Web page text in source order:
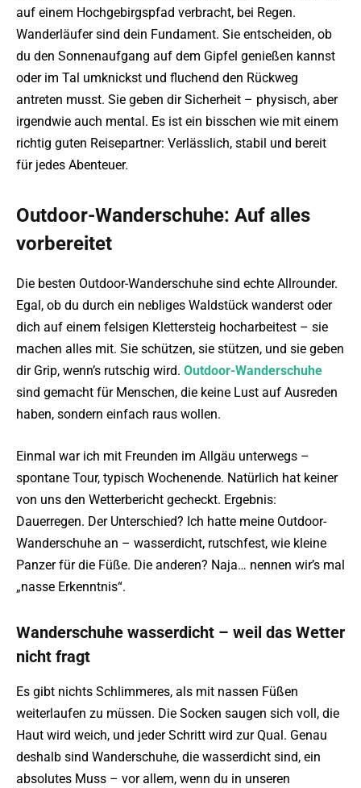
auf einem Hochgebirgspfad verbracht, bei Regen.
Wanderläufer sind dein Fundament. Sie entscheiden, ob
du den Sonnenaufgang auf dem Gipfel genießen kannst
oder im Tal umknickst und fluchend den Rückweg
antreten musst. Sie geben dir Sicherheit – physisch, aber
irgendwie auch mental. Es ist ein bisschen wie mit einem
richtig guten Reisepartner: Verlässlich, stabil und bereit
für jedes Abenteuer.
Outdoor-Wanderschuhe: Auf alles
vorbereitet
Die besten Outdoor-Wanderschuhe sind echte Allrounder.
Egal, ob du durch ein nebliges Waldstück wanderst oder
dich auf einem felsigen Klettersteig hocharbeitest – sie
machen alles mit. Sie schützen, sie stützen, und sie geben
dir Grip, wenn’s rutschig wird. Outdoor-Wanderschuhe
sind gemacht für Menschen, die keine Lust auf Ausreden
haben, sondern einfach raus wollen.
Einmal war ich mit Freunden im Allgäu unterwegs –
spontane Tour, typisch Wochenende. Natürlich hat keiner
von uns den Wetterbericht gecheckt. Ergebnis:
Dauerregen. Der Unterschied? Ich hatte meine Outdoor-
Wanderschuhe an – wasserdicht, rutschfest, wie kleine
Panzer für die Füße. Die anderen? Naja… nennen wir’s mal
„nasse Erkenntnis“.
Wanderschuhe wasserdicht – weil das Wetter
nicht fragt
Es gibt nichts Schlimmeres, als mit nassen Füßen
weiterlaufen zu müssen. Die Socken saugen sich voll, die
Haut wird weich, und jeder Schritt wird zur Qual. Genau
deshalb sind Wanderschuhe, die wasserdicht sind, ein
absolutes Muss – vor allem, wenn du in unseren